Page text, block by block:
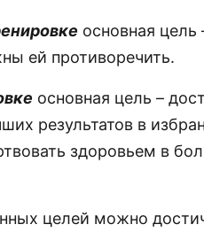
основная цель
ей противоречить.
основная цель –
результатов в
здоровьем в
целей можно